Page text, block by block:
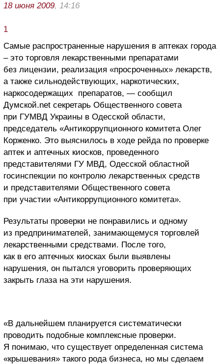
18 июня 2009, 14:16
1
Самые распространенные нарушения в аптеках города
– это торговля лекарственными препаратами
без лицензии, реализация «просроченных» лекарств,
а также сильнодействующих, наркотических,
наркосодержащих препаратов, — сообщил
Думской.net секретарь Общественного совета
при ГУМВД Украины в Одесской области,
председатель «Антикоррупционного комитета Олег
Корженко. Это выяснилось в ходе рейда по проверке
аптек и аптечных киосков, проведенного
представителями ГУ МВД, Одесской областной
госинспекции по контролю лекарственных средств
и представителями Общественного совета
при участии «Антикоррупционного комитета».
Результаты проверки не понравились и одному
из предпринимателей, занимающемуся торговлей
лекарственными средствами. После того,
как в его аптечных киосках были выявлены
нарушения, он пытался уговорить проверяющих
закрыть глаза на эти нарушения.
«В дальнейшем планируется систематически
проводить подобные комплексные проверки.
Я понимаю, что существует определенная система
«крышевания» такого рода бизнеса, но мы сделаем